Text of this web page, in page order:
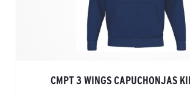
CMPT 3 WINGS CAPUCHONJAS